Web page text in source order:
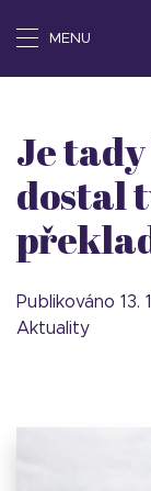
MENU
Je
dostal
Publikováno 13.
Aktuality